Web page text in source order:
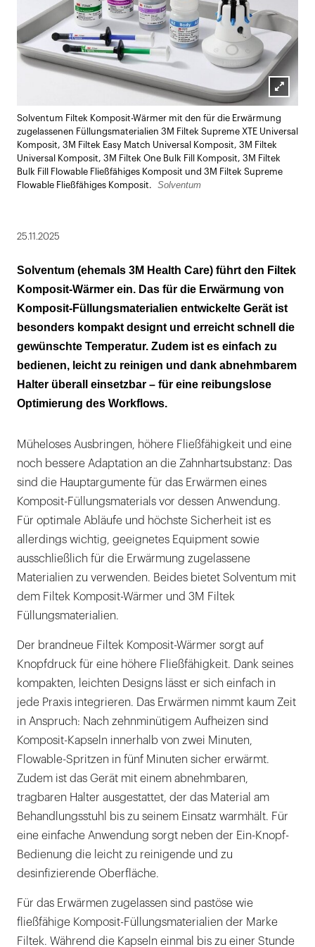
Lightbox
öffnen
Solventum Filtek Komposit-Wärmer mit den für die Erwärmung
zugelassenen Füllungsmaterialien 3M Filtek Supreme XTE Universal
Komposit, 3M Filtek Easy Match Universal Komposit, 3M Filtek
Universal Komposit, 3M Filtek One Bulk Fill Komposit, 3M Filtek
Bulk Fill Flowable Fließfähiges Komposit und 3M Filtek Supreme
Flowable Fließfähiges Komposit.
Solventum
25.11.2025
Solventum (ehemals 3M Health Care) führt den Filtek
Komposit-Wärmer ein. Das für die Erwärmung von
Komposit-Füllungsmaterialien entwickelte Gerät ist
besonders kompakt designt und erreicht schnell die
gewünschte Temperatur. Zudem ist es einfach zu
bedienen, leicht zu reinigen und dank abnehmbarem
Halter überall einsetzbar – für eine reibungslose
Optimierung des Workflows.
Müheloses Ausbringen, höhere Fließfähigkeit und eine
noch bessere Adaptation an die Zahnhartsubstanz: Das
sind die Hauptargumente für das Erwärmen eines
Komposit-Füllungsmaterials vor dessen Anwendung.
Für optimale Abläufe und höchste Sicherheit ist es
allerdings wichtig, geeignetes Equipment sowie
ausschließlich für die Erwärmung zugelassene
Materialien zu verwenden. Beides bietet Solventum mit
dem Filtek Komposit-Wärmer und 3M Filtek
Füllungsmaterialien.
Der brandneue Filtek Komposit-Wärmer sorgt auf
Knopfdruck für eine höhere Fließfähigkeit. Dank seines
kompakten, leichten Designs lässt er sich einfach in
jede Praxis integrieren. Das Erwärmen nimmt kaum Zeit
in Anspruch: Nach zehnminütigem Aufheizen sind
Komposit-Kapseln innerhalb von zwei Minuten,
Flowable-Spritzen in fünf Minuten sicher erwärmt.
Zudem ist das Gerät mit einem abnehmbaren,
tragbaren Halter ausgestattet, der das Material am
Behandlungsstuhl bis zu seinem Einsatz warmhält. Für
eine einfache Anwendung sorgt neben der Ein-Knopf-
Bedienung die leicht zu reinigende und zu
desinfizierende Oberfläche.
Für das Erwärmen zugelassen sind pastöse wie
fließfähige Komposit-Füllungsmaterialien der Marke
Filtek. Während die Kapseln einmal bis zu einer Stunde